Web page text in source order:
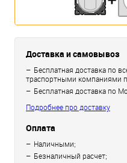
Доставка и самовывоз
Бесплатная доставка по
траспортными компаниями
Бесплатная доставка по
Подробнее про доставку
Оплата
Наличными;
Безналичный расчет;